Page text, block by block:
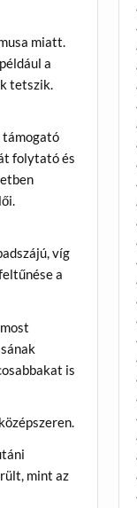
miatt.
a
tetszik.
támogató
folytató és
víg
a
is
mint az